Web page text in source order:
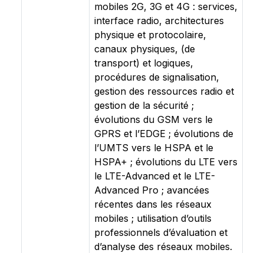
mobiles 2G, 3G et 4G : services,
interface radio, architectures
physique et protocolaire,
canaux physiques, (de
transport) et logiques,
procédures de signalisation,
gestion des ressources radio et
gestion de la sécurité ;
évolutions du GSM vers le
GPRS et l’EDGE ; évolutions de
l’UMTS vers le HSPA et le
HSPA+ ; évolutions du LTE vers
le LTE-Advanced et le LTE-
Advanced Pro ; avancées
récentes dans les réseaux
mobiles ; utilisation d’outils
professionnels d’évaluation et
d’analyse des réseaux mobiles.